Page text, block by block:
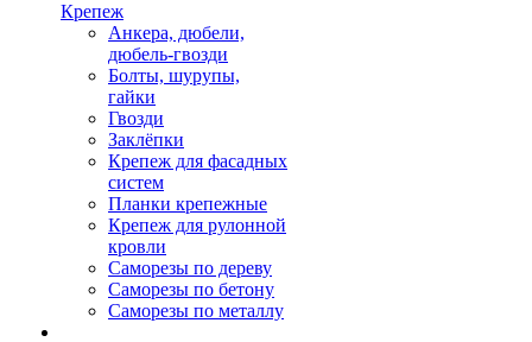
Крепеж
Анкера, дюбели,
дюбель-гвозди
Болты, шурупы,
гайки
Гвозди
Заклёпки
Крепеж для фасадных
систем
Планки крепежные
Крепеж для рулонной
кровли
Саморезы по дереву
Саморезы по бетону
Саморезы по металлу